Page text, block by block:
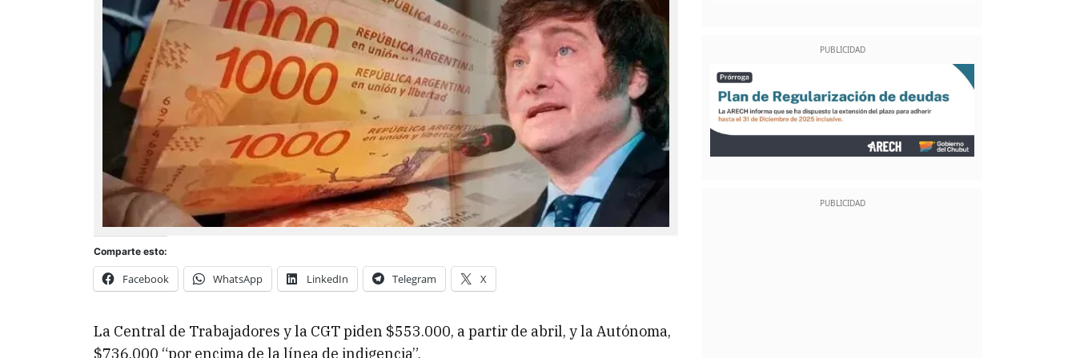
Comparte esto:
Facebook WhatsApp LinkedIn Telegram X
La Central de Trabajadores y la CGT piden $553.000, a partir de abril, y la Autónoma,
$736.000 “por encima de la línea de indigencia”.